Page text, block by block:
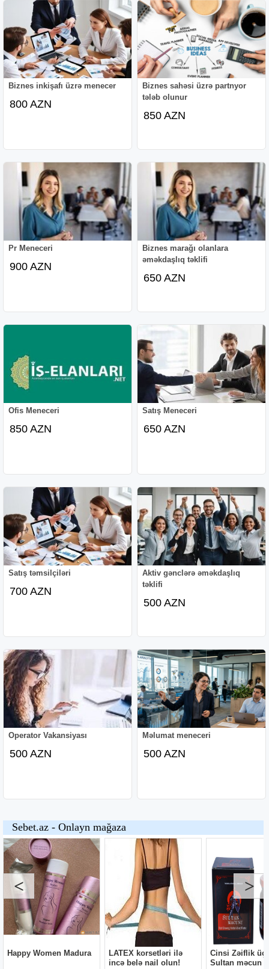
Biznes inkişafı üzrə menecer
800 AZN
Biznes sahəsi üzrə partnyor
tələb olunur
850 AZN
Pr Meneceri
900 AZN
Biznes marağı olanlara
əməkdaşlıq təklifi
650 AZN
Ofis Meneceri
850 AZN
Satış Meneceri
650 AZN
Satış təmsilçiləri
700 AZN
Aktiv gənclərə əməkdaşlıq
təklifi
500 AZN
Operator Vakansiyası
500 AZN
Məlumat meneceri
500 AZN